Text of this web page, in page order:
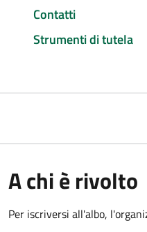
Contatti
Strumenti di tutela
A chi è rivolto
Per iscriversi all'albo,